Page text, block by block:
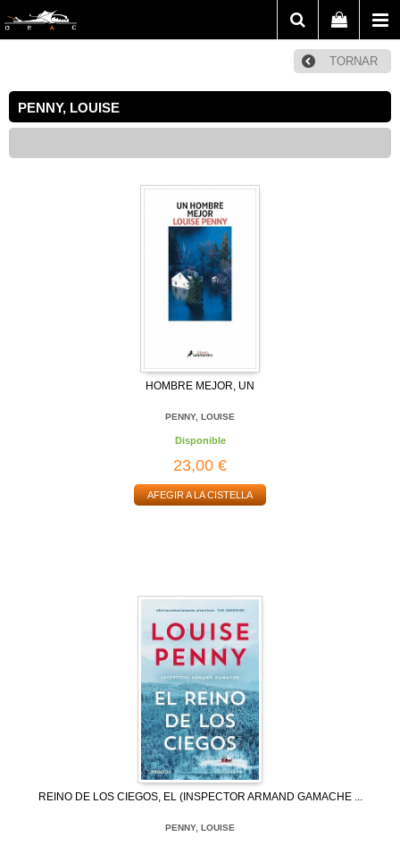
TORNAR
PENNY, LOUISE
HOMBRE MEJOR, UN
PENNY, LOUISE
Disponible
23,00 €
AFEGIR A LA CISTELLA
REINO DE LOS CIEGOS, EL (INSPECTOR ARMAND GAMACHE ...
PENNY, LOUISE